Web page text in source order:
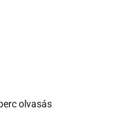
olvasás